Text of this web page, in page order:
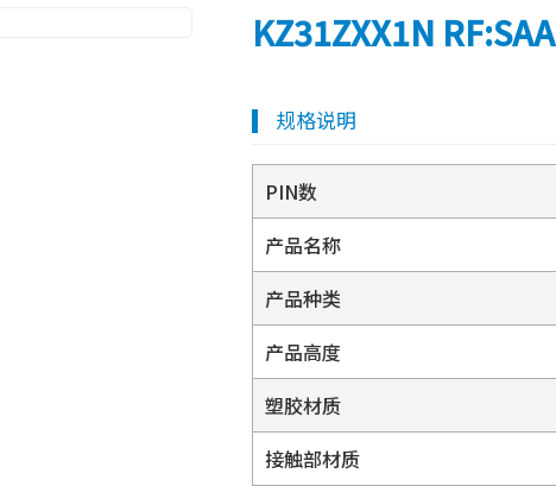
KZ31ZXX1N RF:SAA
规格说明
PIN数
产品名称
产品种类
产品高度
塑胶材质
接触部材质